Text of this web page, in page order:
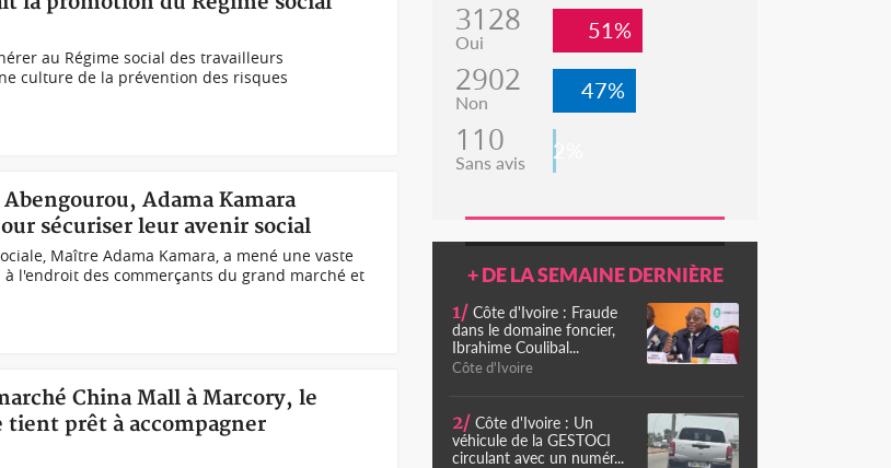
au Régime social des travailleurs
culture de la prévention des risques
Adama Kamara
sécuriser leur avenir social
Maître Adama Kamara, a mené une vaste
l'endroit des commerçants du grand marché et
China Mall à Marcory, le
prêt à accompagner
3128
Oui 51%
2902
Non 47%
110
Sans avis 2%
+ DE LA SEMAINE DERNIÈRE
1/ Côte d'Ivoire : Fraude
dans le domaine foncier,
Ibrahime Coulibal...
Côte d'Ivoire
2/ Côte d'Ivoire : Un
véhicule de la GESTOCI
circulant avec un numér...